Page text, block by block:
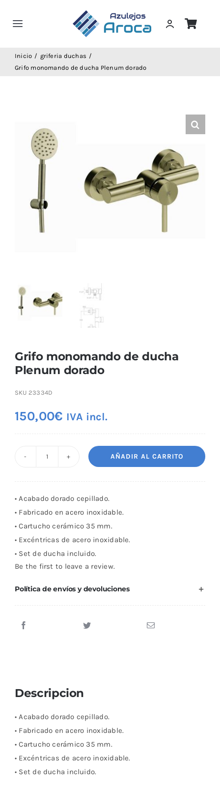
Toggle
Trabajos
Catalogos
Inicio
griferia duchas
Grifo monomando de ducha Plenum dorado
Grifo monomando de ducha
Plenum dorado
SKU 23334D
150,00€ IVA incl.
ducha
Plenum
dorado
cantidad
AÑADIR AL CARRITO
• Acabado dorado cepillado.
• Fabricado en acero inoxidable.
• Cartucho cerámico 35 mm.
• Excéntricas de acero inoxidable.
• Set de ducha incluido.
Be the first to leave a review.
Política de envíos y devoluciones
Descripcion
• Acabado dorado cepillado.
• Fabricado en acero inoxidable.
• Cartucho cerámico 35 mm.
• Excéntricas de acero inoxidable.
• Set de ducha incluido.